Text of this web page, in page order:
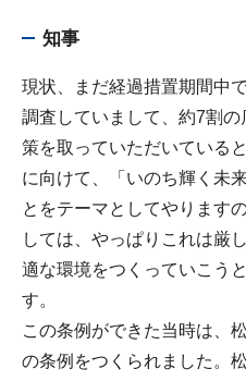
知事
現状、まだ経過措置期間中
調査していまして、約7割
策を取っていただいている
に向けて、「いのち輝く未
とをテーマとしてやります
しては、やっぱりこれは厳
適な環境をつくっていこう
す。
この条例ができた当時は、
の条例をつくられました。